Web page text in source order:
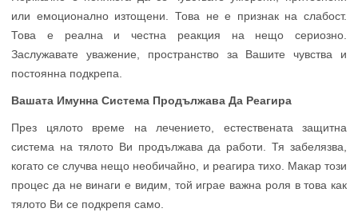
или емоционално изтощени. Това не е признак на слабост.
Това е реална и честна реакция на нещо сериозно.
Заслужавате уважение, пространство за Вашите чувства и
постоянна подкрепа.
Вашата Имунна Система Продължава Да Реагира
През цялото време на лечението, естествената защитна
система на тялото Ви продължава да работи. Тя забелязва,
когато се случва нещо необичайно, и реагира тихо. Макар този
процес да не винаги е видим, той играе важна роля в това как
тялото Ви се подкрепя само.